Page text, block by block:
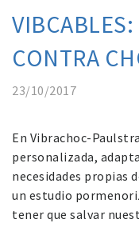
CONTRA
23/10/2017
En Vibrachoc-
personalizada,
necesidades propias
un estudio
tener que salvar